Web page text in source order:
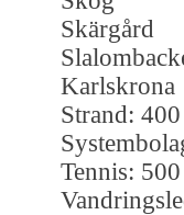
Skärgård
Karlskrona
Strand:
Tennis: